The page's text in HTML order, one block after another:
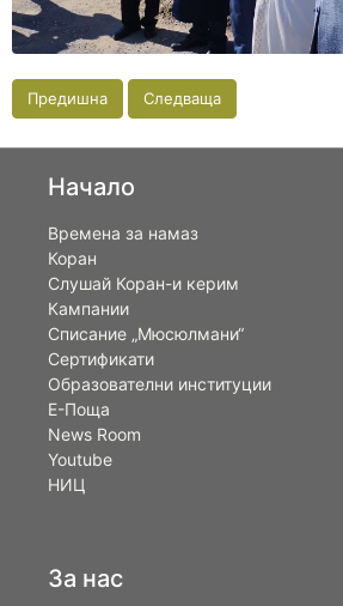
Предишна Следваща
Начало
Времена за намаз
Коран
Слушай Коран-и керим
Кампании
Списание „Мюсюлмани“
Сертификати
Образователни институции
Е-Поща
News Room
Youtube
НИЦ
За нас